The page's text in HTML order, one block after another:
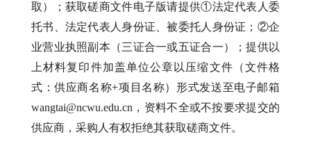
取）；获取磋商文件电子版请提供①法定代表人委
托书、法定代表人身份证、被委托人身份证；②企
业营业执照副本（三证合一或五证合一）；提供以
上材料复印件加盖单位公章以压缩文件（文件格
式：供应商名称+项目名称）形式发送至电子邮箱
wangtai@ncwu.edu.cn，资料不全或不按要求提交的
供应商，采购人有权拒绝其获取磋商文件。